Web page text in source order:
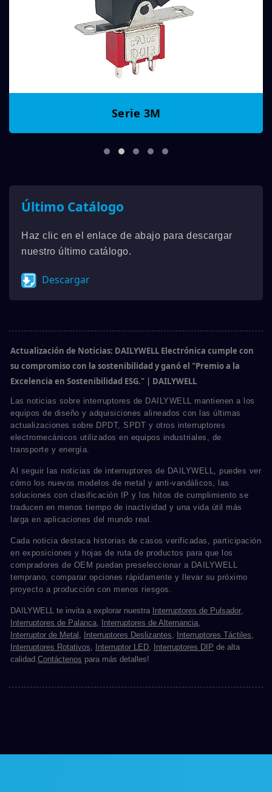
Serie 3M
Último Catálogo
Haz clic en el enlace de abajo para descargar
nuestro último catálogo.
Descargar
Actualización de Noticias: DAILYWELL Electrónica cumple con
su compromiso con la sostenibilidad y ganó el "Premio a la
Excelencia en Sostenibilidad ESG." | DAILYWELL
Las noticias sobre interruptores de DAILYWELL mantienen a los
equipos de diseño y adquisiciones alineados con las últimas
actualizaciones sobre DPDT, SPDT y otros interruptores
electromecánicos utilizados en equipos industriales, de
transporte y energía.
Al seguir las noticias de interruptores de DAILYWELL, puedes ver
cómo los nuevos modelos de metal y anti-vandálicos, las
soluciones con clasificación IP y los hitos de cumplimiento se
traducen en menos tiempo de inactividad y una vida útil más
larga en aplicaciones del mundo real.
Cada noticia destaca historias de casos verificadas, participación
en exposiciones y hojas de ruta de productos para que los
compradores de OEM puedan preseleccionar a DAILYWELL
temprano, comparar opciones rápidamente y llevar su próximo
proyecto a producción con menos riesgos.
DAILYWELL te invita a explorar nuestra Interruptores de Pulsador,
Interruptores de Palanca, Interruptores de Alternancia,
Interruptor de Metal , Interruptores Deslizantes, Interruptores Táctiles,
Interruptores Rotativos, Interruptor LED, Interruptores DIP de alta
calidad.Contáctenos para más detalles!